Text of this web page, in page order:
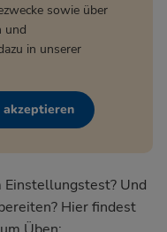
sowie über
und
in unserer
akzeptieren
Und
Hier findest